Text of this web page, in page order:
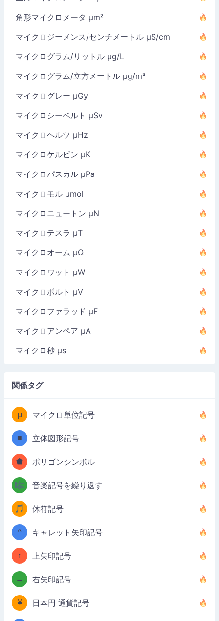
角形マイクロメータ µm²
マイクロジーメンス/センチメートル µS/cm
マイクログラム/リットル µg/L
マイクログラム/立方メートル µg/m³
マイクログレー µGy
マイクロシーベルト µSv
マイクロヘルツ µHz
マイクロケルビン µK
マイクロパスカル µPa
マイクロモル µmol
マイクロニュートン µN
マイクロテスラ µT
マイクロオーム µΩ
マイクロワット µW
マイクロボルト µV
マイクロファラッド µF
マイクロアンペア µA
マイクロ秒 µs
関係タグ
μ マイクロ単位記号
■ 立体図形記号
⬟ ポリゴンシンボル
🎼 音楽記号を繰り返す
🎵 休符記号
^ キャレット矢印記号
↑ 上矢印記号
→ 右矢印記号
¥ 日本円 通貨記号